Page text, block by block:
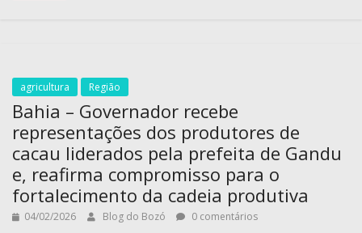
agricultura Região
Bahia – Governador recebe
representações dos produtores de
cacau liderados pela prefeita de Gandu
e, reafirma compromisso para o
fortalecimento da cadeia produtiva
04/02/2026 Blog do Bozó 0 comentários